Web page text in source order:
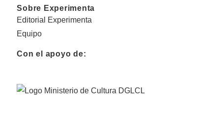
Sobre Experimenta
Editorial Experimenta
Equipo
Con el apoyo de: